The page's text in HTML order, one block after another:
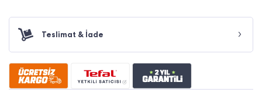
Teslimat & İade